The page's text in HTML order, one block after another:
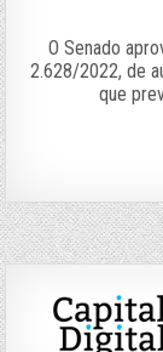
O Senado
2.628/2022, de
que